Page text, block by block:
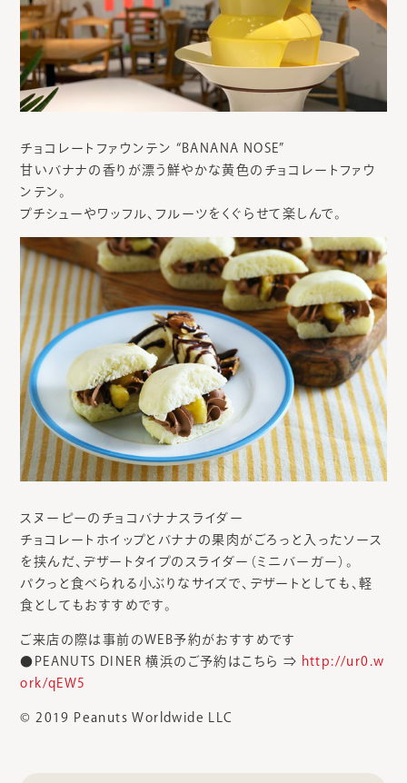
チョコレートファウンテン “BANANA NOSE”
甘いバナナの香りが漂う鮮やかな黄色のチョコレートファウ
ンテン。
プチシューやワッフル、フルーツをくぐらせて楽しんで。
スヌーピーのチョコバナナスライダー
チョコレートホイップとバナナの果肉がごろっと入ったソース
を挟んだ、デザートタイプのスライダー（ミニバーガー）。
パクっと食べられる小ぶりなサイズで、デザートとしても、軽
食としてもおすすめです。
ご来店の際は事前のWEB予約がおすすめです
●PEANUTS DINER 横浜のご予約はこちら ⇒ http://ur0.w
ork/qEW5
© 2019 Peanuts Worldwide LLC